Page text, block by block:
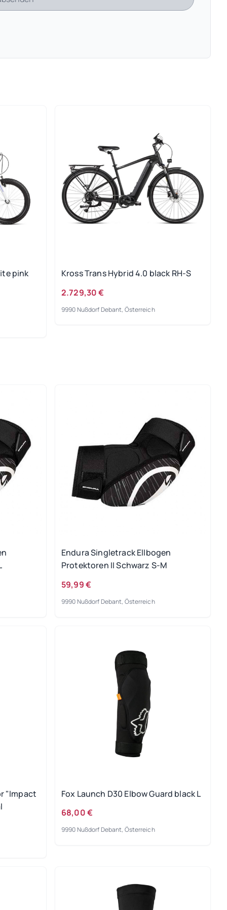
pink
Kross Trans Hybrid 4.0 black RH-S
2.729,30 €
9990 Nußdorf Debant, Österreich
Endura Singletrack Ellbogen
Protektoren II Schwarz S-M
59,99 €
9990 Nußdorf Debant, Österreich
"Impact
Fox Launch D30 Elbow Guard black L
68,00 €
9990 Nußdorf Debant, Österreich